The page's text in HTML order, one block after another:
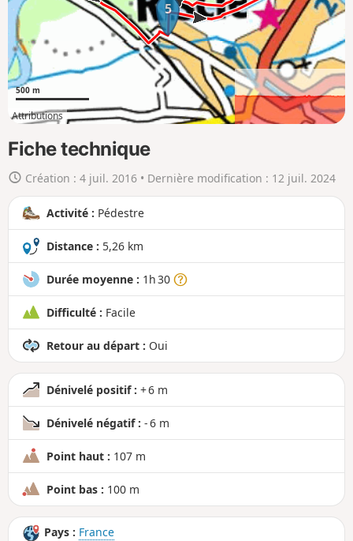
c
a
t
e
e
n
r
n
d
5
500 m
Attributions
Fiche technique
Création : 4 juil. 2016• Dernière modification : 12 juil. 2024
Activité : Pédestre
Distance : 5,26 km
Durée moyenne : 1h 30
Difficulté : Facile
Retour au départ : Oui
Dénivelé positif : + 6 m
Dénivelé négatif : - 6 m
Point haut : 107 m
Point bas : 100 m
Pays : France